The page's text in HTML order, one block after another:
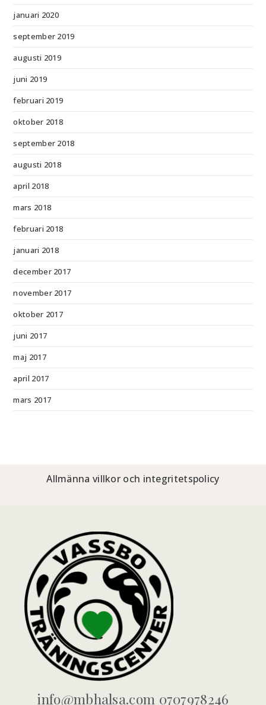
januari 2020
september 2019
augusti 2019
juni 2019
februari 2019
oktober 2018
september 2018
augusti 2018
april 2018
mars 2018
februari 2018
januari 2018
december 2017
november 2017
oktober 2017
juni 2017
maj 2017
april 2017
mars 2017
Allmänna villkor och integritetspolicy
info@mbhalsa.com 0707978246